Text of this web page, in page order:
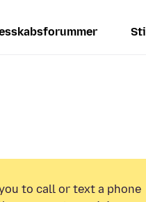
to call or text a phone